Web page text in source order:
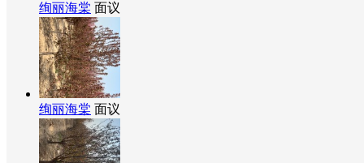
绚丽海棠 面议
绚丽海棠 面议